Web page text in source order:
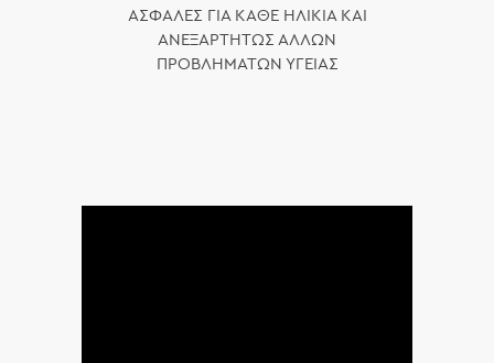
ΑΣΦΑΛΕΣ ΓΙΑ ΚΑΘΕ ΗΛΙΚΙΑ ΚΑΙ
ΑΝΕΞΑΡΤΗΤΩΣ ΑΛΛΩΝ
ΠΡΟΒΛΗΜΑΤΩΝ ΥΓΕΙΑΣ